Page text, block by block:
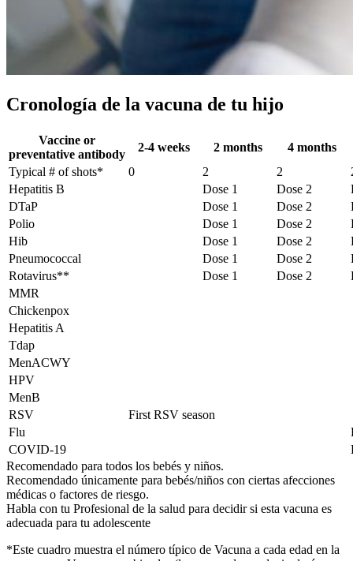
Cronología de la vacuna de tu hijo
Vaccine or
preventative antibody
2-4 weeks 2 months
4 months
Typical # of shots*
0 2 2
Hepatitis B
Dose 1 Dose 2
DTaP
Dose 1 Dose 2
Polio
Dose 1 Dose 2
Hib
Dose 1 Dose 2
Pneumococcal
Dose 1 Dose 2
Rotavirus**
Dose 1 Dose 2
MMR
Chickenpox
Hepatitis A
Tdap
MenACWY
HPV
MenB
RSV
First RSV season
Flu
COVID-19
Recomendado para todos los bebés y niños.
Recomendado únicamente para bebés/niños con ciertas afecciones
médicas o factores de riesgo.
Habla con tu Profesional de la salud para decidir si esta vacuna es
adecuada para tu adolescente
*Este cuadro muestra el número típico de Vacuna a cada edad en la